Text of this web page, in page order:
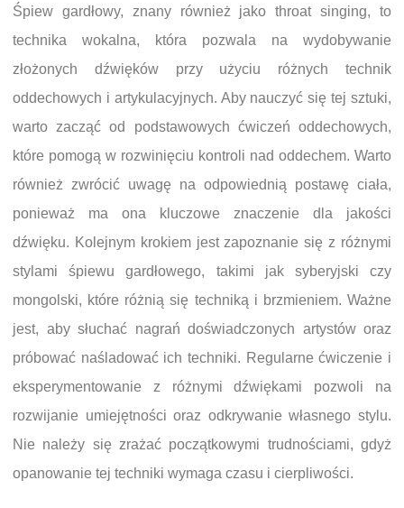
Śpiew gardłowy, znany również jako throat singing, to
technika wokalna, która pozwala na wydobywanie
złożonych dźwięków przy użyciu różnych technik
oddechowych i artykulacyjnych. Aby nauczyć się tej sztuki,
warto zacząć od podstawowych ćwiczeń oddechowych,
które pomogą w rozwinięciu kontroli nad oddechem. Warto
również zwrócić uwagę na odpowiednią postawę ciała,
ponieważ ma ona kluczowe znaczenie dla jakości
dźwięku. Kolejnym krokiem jest zapoznanie się z różnymi
stylami śpiewu gardłowego, takimi jak syberyjski czy
mongolski, które różnią się techniką i brzmieniem. Ważne
jest, aby słuchać nagrań doświadczonych artystów oraz
próbować naśladować ich techniki. Regularne ćwiczenie i
eksperymentowanie z różnymi dźwiękami pozwoli na
rozwijanie umiejętności oraz odkrywanie własnego stylu.
Nie należy się zrażać początkowymi trudnościami, gdyż
opanowanie tej techniki wymaga czasu i cierpliwości.